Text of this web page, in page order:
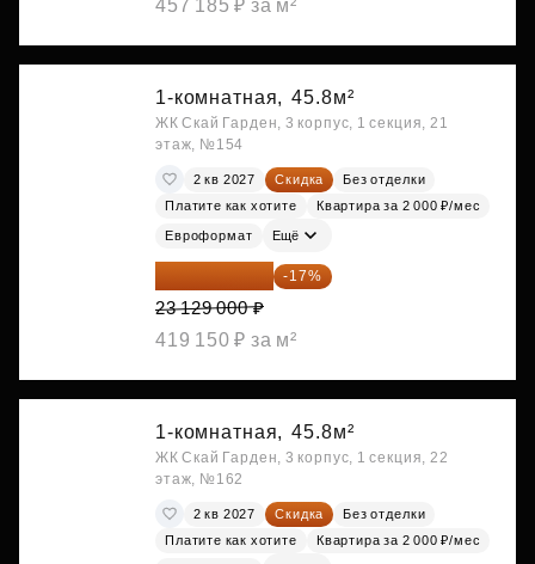
457 185 ₽ за м²
1-комнатная, 45.8м²
ЖК Скай Гарден, 3 корпус, 1 секция, 21
этаж, №154
2 кв 2027 Скидка
Без отделки
Платите как хотите
Квартира за 2 000 ₽/мес
Евроформат Ещё
19 197 070 ₽ -17%
23 129 000 ₽
419 150 ₽ за м²
1-комнатная, 45.8м²
ЖК Скай Гарден, 3 корпус, 1 секция, 22
этаж, №162
2 кв 2027 Скидка
Без отделки
Платите как хотите
Квартира за 2 000 ₽/мес